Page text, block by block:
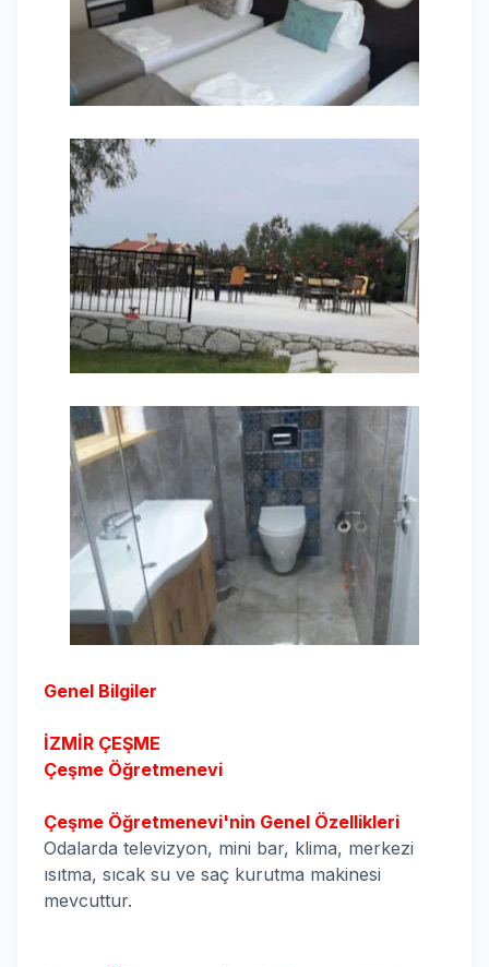
Genel Bilgiler
İZMİR ÇEŞME
Çeşme Öğretmenevi
Çeşme Öğretmenevi'nin Genel Özellikleri
Odalarda televizyon, mini bar, klima, merkezi
ısıtma, sıcak su ve saç kurutma makinesi
mevcuttur.